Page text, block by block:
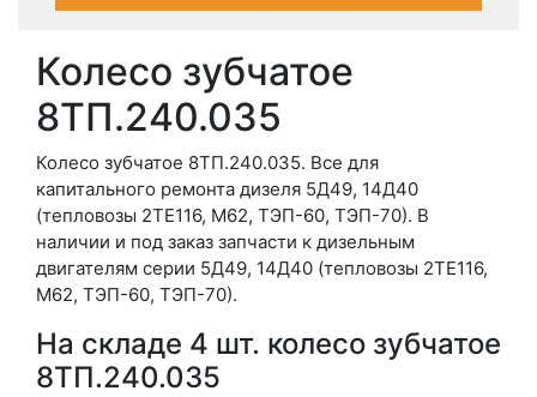
Колесо зубчатое
8ТП.240.035
Колесо зубчатое 8ТП.240.035. Все для
капитального ремонта дизеля 5Д49, 14Д40
(тепловозы 2ТЕ116, М62, ТЭП-60, ТЭП-70). В
наличии и под заказ запчасти к дизельным
двигателям серии 5Д49, 14Д40 (тепловозы 2ТЕ116,
М62, ТЭП-60, ТЭП-70).
На складе 4 шт. колесо зубчатое
8ТП.240.035